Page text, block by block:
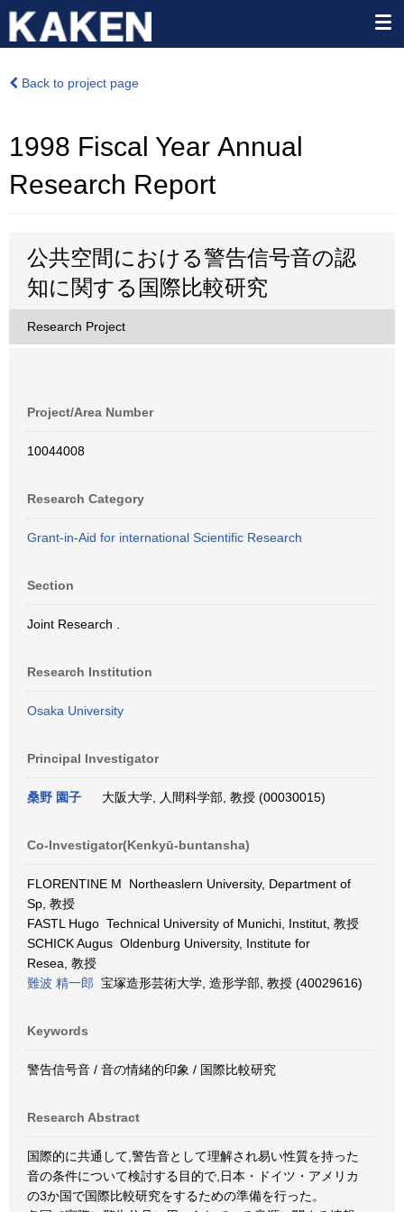
Back to project page
1998 Fiscal Year Annual
Research Report
公共空間における警告信号音の認
知に関する国際比較研究
Research Project
Project/Area Number
10044008
Research Category
Grant-in-Aid for international Scientific Research
Section
Joint Research .
Research Institution
Osaka University
Principal Investigator
桑野 園子 大阪大学, 人間科学部, 教授 (00030015)
Co-Investigator(Kenkyū-buntansha)
FLORENTINE M Northeaslern University, Department of
Sp, 教授
FASTL Hugo Technical University of Munichi, Institut, 教授
SCHICK Augus Oldenburg University, Institute for
Resea, 教授
難波 精一郎 宝塚造形芸術大学, 造形学部, 教授 (40029616)
Keywords
警告信号音 / 音の情緒的印象 / 国際比較研究
Research Abstract
国際的に共通して,警告音として理解され易い性質を持った
音の条件について検討する目的で,日本・ドイツ・アメリカ
の3か国で国際比較研究をするための準備を行った。